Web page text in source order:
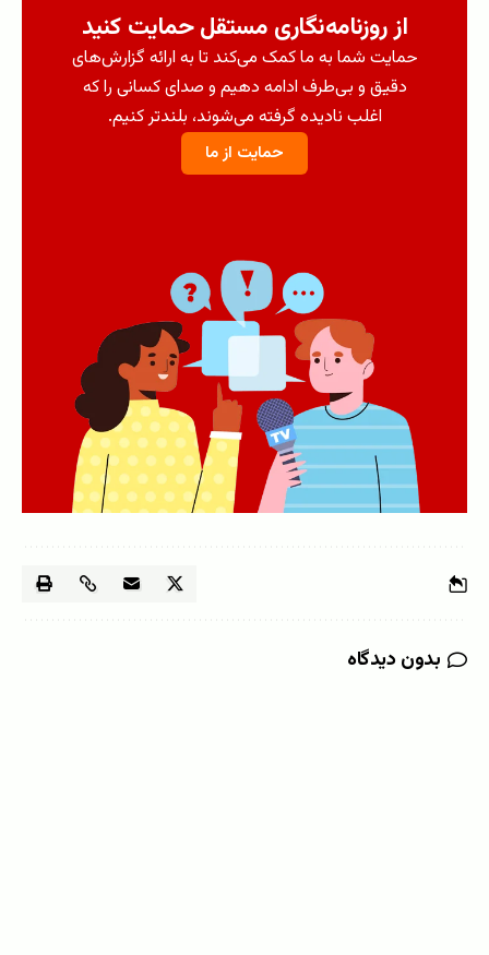
از روزنامه‌نگاری مستقل حمایت کنید
حمایت شما به ما کمک می‌کند تا به ارائه گزارش‌های
دقیق و بی‌طرف ادامه دهیم و صدای کسانی را که
اغلب نادیده گرفته می‌شوند، بلندتر کنیم.
حمایت از ما
بدون دیدگاه